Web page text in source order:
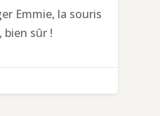
Emmie, la souris
bien sûr !